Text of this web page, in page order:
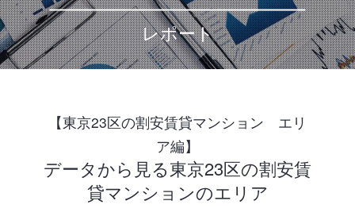
レポート
【東京23区の割安賃貸マンション エリ
ア編】
データから見る東京23区の割安賃
貸マンションのエリア